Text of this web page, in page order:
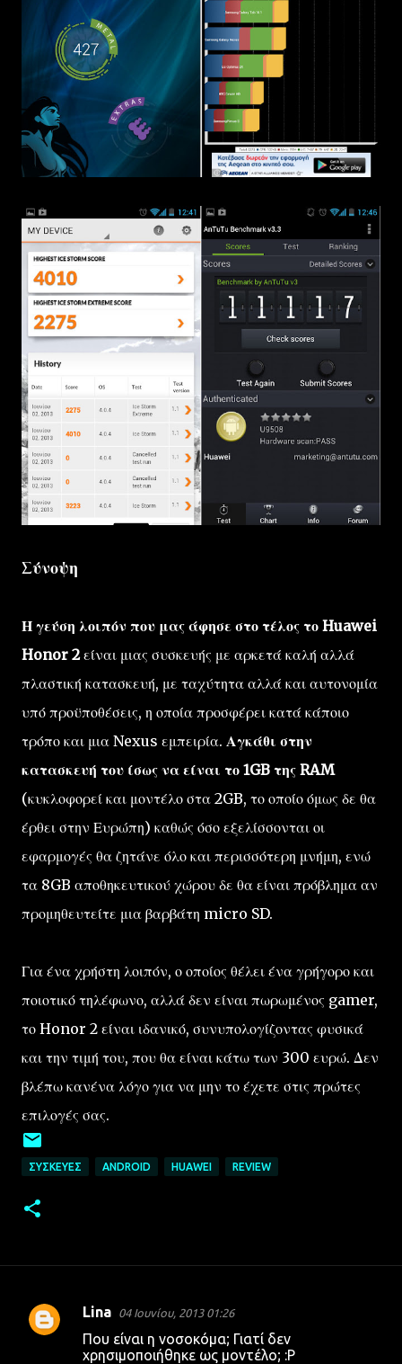
Σύνοψη
Η γεύση λοιπόν που μας άφησε στο τέλος το Huawei
Honor 2είναι μιας συσκευής με αρκετά καλή αλλά
πλαστική κατασκευή, με ταχύτητα αλλά και αυτονομία
υπό προϋποθέσεις, η οποία προσφέρει κατά κάποιο
τρόπο και μια Nexus εμπειρία. Αγκάθι στην
κατασκευή του ίσως να είναι το 1GB της RAM
(κυκλοφορεί και μοντέλο στα 2GB, το οποίο όμως δε θα
έρθει στην Ευρώπη) καθώς όσο εξελίσσονται οι
εφαρμογές θα ζητάνε όλο και περισσότερη μνήμη, ενώ
τα 8GB αποθηκευτικού χώρου δε θα είναι πρόβλημα αν
προμηθευτείτε μια βαρβάτη micro SD.
Για ένα χρήστη λοιπόν, ο οποίος θέλει ένα γρήγορο και
ποιοτικό τηλέφωνο, αλλά δεν είναι πωρωμένος gamer,
το Honor 2 είναι ιδανικό, συνυπολογίζοντας φυσικά
και την τιμή του, που θα είναι κάτω των 300 ευρώ. Δεν
βλέπω κανένα λόγο για να μην το έχετε στις πρώτες
επιλογές σας.
ΣΥΣΚΕΥΈΣ ANDROID HUAWEI REVIEW
Σ
Lina 04 Ιουνίου, 2013 01:26
Που είναι η νοσοκόμα; Γιατί δεν
χρησιμοποιήθηκε ως μοντέλο; :P